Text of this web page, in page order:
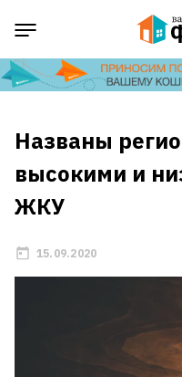
Названы
высокими и
ЖКУ
15.09.2020